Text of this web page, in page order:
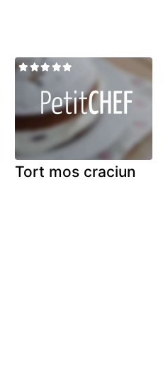
Tort mos craciun